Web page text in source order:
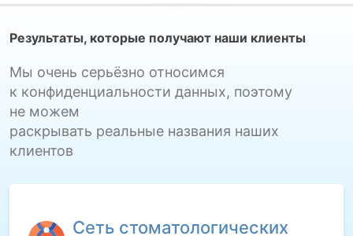
Результаты, которые получают наши клиенты
Мы очень серьёзно относимся
к конфиденциальности данных, поэтому
не можем
раскрывать реальные названия наших
клиентов
Сеть стоматологических